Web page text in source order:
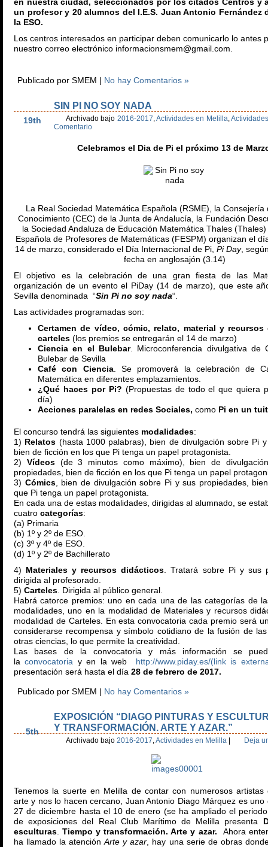
en nuestra ciudad, seleccionados por los citados Centros y
un profesor y 20 alumnos del I.E.S. Juan Antonio Fernández
la ESO.
Los centros interesados en participar deben comunicarlo lo antes
nuestro correo electrónico informacionsmem@gmail.com.
Publicado por SMEM | No hay Comentarios »
19th
SIN PI NO SOY NADA
Archivado bajo 2016-2017,Actividades en Melilla,
Comentario
Celebramos el Dia de Pi el próximo 13 de
La Real Sociedad Matemática Española (RSME), la Consejería
Conocimiento (CEC) de la Junta de Andalucía, la Fundación
la Sociedad Andaluza de Educación Matemática Thales
Española de Profesores de Matemáticas (FESPM) organizan el
14 de marzo, considerado el Día Internacional de Pi, Pi Day,
fecha en anglosajón (3.14)
El objetivo es la celebración de una gran fiesta de las
organización de un evento el PiDay (14 de marzo), que este
Sevilla denominada “Sin Pi no soy nada“.
Las actividades programadas son:
Certamen de vídeo, cómic, relato, material y
carteles (los premios se entregarán el 14 de marzo)
Ciencia en el Bulebar. Microconferencia divulgativa de
Bulebar de Sevilla
Café con Ciencia. Se promoverá la celebración de
Matemática en diferentes emplazamientos.
¿Qué haces por Pi? (Propuestas de todo el que quiera
día)
Acciones paralelas en redes Sociales, como Pi en un
El concurso tendrá las siguientes modalidades:
1) Relatos (hasta 1000 palabras), bien de divulgación sobre Pi
bien de ficción en los que Pi tenga un papel protagonista.
2) Vídeos (de 3 minutos como máximo), bien de
propiedades, bien de ficción en los que Pi tenga un papel
3) Cómics, bien de divulgación sobre Pi y sus propiedades,
que Pi tenga un papel protagonista.
En cada una de estas modalidades, dirigidas al alumnado, se
cuatro categorías:
(a) Primaria
(b) 1º y 2º de ESO.
(c) 3º y 4º de ESO.
(d) 1º y 2º de Bachillerato
4)
Materiales y recursos didácticos. Tratará sobre Pi y sus
dirigida al profesorado.
5) Carteles. Dirigida al público general.
Habrá catorce premios: uno en cada una de las categorías de
modalidades, uno en la modalidad de Materiales y recursos
modalidad de Carteles. En esta convocatoria cada premio será
considerarse recompensa y símbolo cotidiano de la fusión de
otras ciencias, lo que permite la creatividad.
Las bases de la convocatoria y más información se
laconvocatoria y en la web http://www.piday.es/(link is
presentación será hasta el día 28 de febrero de 2017.
Publicado por SMEM | No hay Comentarios »
5th
EXPOSICIÓN “DIAGO PINTURAS Y
Y TRANSFORMACIÓN. ARTE Y AZAR.”
Archivado bajo 2016-2017,Actividades en Melilla Deja
Tenemos la suerte en Melilla de contar con numerosos artistas
arte y nos lo hacen cercano, Juan Antonio Diago Márquez es uno
27 de diciembre hasta el 10 de enero (se ha ampliado el
de exposiciones del Real Club Marítimo de Melilla presenta
esculturas.Tiempo y transformación. Arte y azar. Ahora
ha llamado la atenciónArte y azar, hay una serie de obras